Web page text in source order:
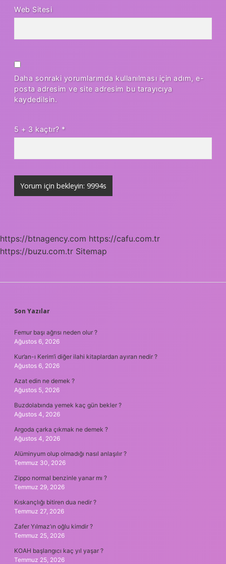
Web Sitesi
Daha sonraki yorumlarımda kullanılması için adım, e-
posta adresim ve site adresim bu tarayıcıya
kaydedilsin.
5 + 3 kaçtır? *
https://btnagency.com https://cafu.com.tr
https://buzu.com.tr Sitemap
SIDEBAR
Son Yazılar
Femur başı ağrısı neden olur ?
Ağustos 6, 2026
Kur’an-ı Kerim’i diğer ilahi kitaplardan ayıran nedir ?
Ağustos 6, 2026
Azat edin ne demek ?
Ağustos 5, 2026
Buzdolabında yemek kaç gün bekler ?
Ağustos 4, 2026
Argoda çarka çıkmak ne demek ?
Ağustos 4, 2026
Alüminyum olup olmadığı nasıl anlaşılır ?
Temmuz 30, 2026
Zippo normal benzinle yanar mı ?
Temmuz 29, 2026
Kıskançlığı bitiren dua nedir ?
Temmuz 27, 2026
Zafer Yılmaz’ın oğlu kimdir ?
Temmuz 25, 2026
KOAH başlangıcı kaç yıl yaşar ?
Temmuz 25, 2026